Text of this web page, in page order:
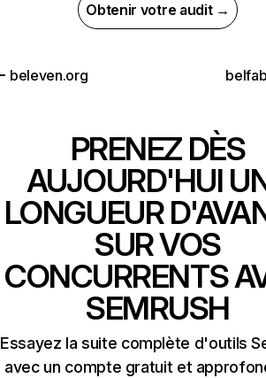
Obtenir votre audit →
beleven.org
PRENEZ DÈS
AUJOURD'HUI
LONGUEUR
SUR VOS
CONCURRENTS
SEMRUSH
Essayez la suite complète d'outils
avec un compte gratuit et